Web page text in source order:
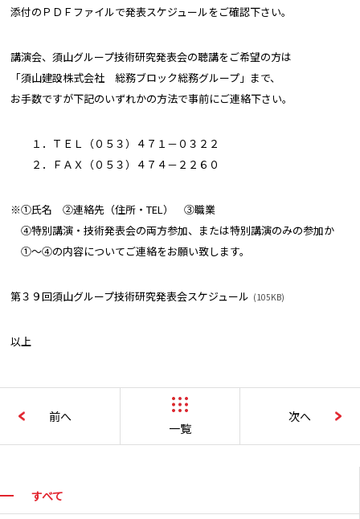
すべて
添付のＰＤＦファイルで発表スケジュールをご確認下さい。
講演会、須山グループ技術研究発表会の聴講をご希望の方は
「須山建設株式会社 総務ブロック総務グループ」まで、
お手数ですが下記のいずれかの方法で事前にご連絡下さい。
１．ＴＥＬ（０５３）４７１－０３２２
２．ＦＡＸ（０５３）４７４－２２６０
※①氏名 ②連絡先（住所・TEL） ③職業
④特別講演・技術発表会の両方参加、または特別講演のみの参加か
①～④の内容についてご連絡をお願い致します。
第３９回須山グループ技術研究発表会スケジュール (105KB)
以上
前へ
一覧
次へ